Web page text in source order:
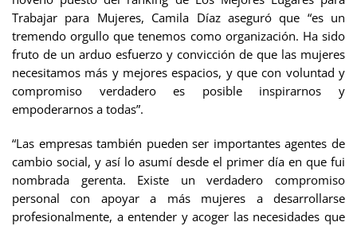
Trabajar para Mujeres, Camila Díaz aseguró que “es un
tremendo orgullo que tenemos como organización. Ha sido
fruto de un arduo esfuerzo y convicción de que las mujeres
necesitamos más y mejores espacios, y que con voluntad y
compromiso verdadero es posible inspirarnos y
empoderarnos a todas”.
“Las empresas también pueden ser importantes agentes de
cambio social, y así lo asumí desde el primer día en que fui
nombrada gerenta. Existe un verdadero compromiso
personal con apoyar a más mujeres a desarrollarse
profesionalmente, a entender y acoger las necesidades que